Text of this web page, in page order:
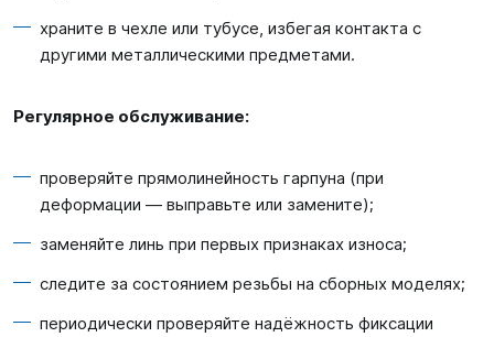
храните в чехле или тубусе, избегая контакта с
другими металлическими предметами.
Регулярное обслуживание:
проверяйте прямолинейность гарпуна (при
деформации — выправьте или замените);
заменяйте линь при первых признаках износа;
следите за состоянием резьбы на сборных моделях;
периодически проверяйте надёжность фиксации